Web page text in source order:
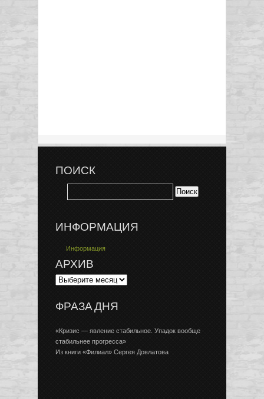
ПОИСК
ИНФОРМАЦИЯ
Информация
АРХИВ
ФРАЗА ДНЯ
«Кризис — явление стабильное. Упадок вообще
стабильнее прогресса»
Из книги «Филиал» Сергея Довлатова